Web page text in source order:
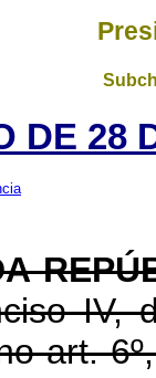
DE 28
IV,
art.